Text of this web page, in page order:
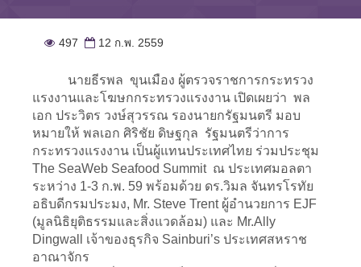
497 12 ก.พ. 2559
นายธีรพล ขุนเมือง ผู้ตรวจราชการกระทรวง
แรงงานและโฆษกกระทรวงแรงงาน เปิดเผยว่า พล
เอก ประวิตร วงษ์สุวรรณ รองนายกรัฐมนตรี มอบ
หมายให้ พลเอก ศิริชัย ดิษฐกุล รัฐมนตรีว่าการ
กระทรวงแรงงาน เป็นผู้แทนประเทศไทย ร่วมประชุม
The SeaWeb Seafood Summit ณ ประเทศมอลตา
ระหว่าง 1-3 ก.พ. 59 พร้อมด้วย ดร.วิมล จันทรโรทัย
อธิบดีกรมประมง, Mr. Steve Trent ผู้อำนวยการ EJF
(มูลนิธิยุติธรรมและสิ่งแวดล้อม) และ Mr.Ally
Dingwall เจ้าของธุรกิจ Sainburi’s ประเทศสหราช
อาณาจักร